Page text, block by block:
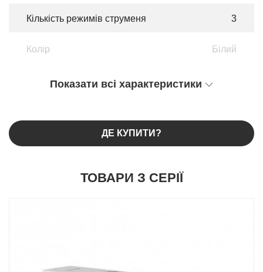
Кількість режимів струменя 3
Колір Білий
Показати всі характеристики
ДЕ КУПИТИ?
ТОВАРИ З СЕРІЇ